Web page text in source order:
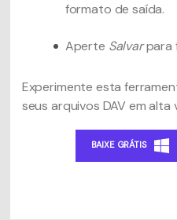
formato de saída.
Aperte Salvar para
Experimente esta
seus arquivos DAV em alta
BAIXE GRÁTIS